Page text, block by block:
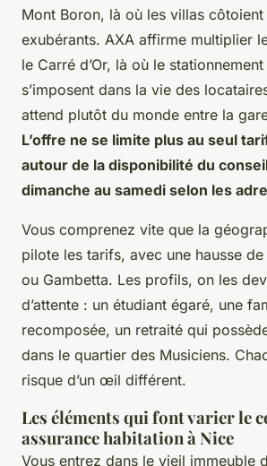
Mont Boron, là où les villas
exubérants. AXA affirme multiplier
le Carré d’Or, là où le
s’imposent dans la vie des
attend plutôt du monde entre la
L’offre ne se limite plus au seul
autour de la disponibilité du
dimanche au samedi selon les
Vous comprenez vite que la
pilote les tarifs, avec une hausse
ou Gambetta. Les profils, on les
d’attente : un étudiant égaré, une
recomposée, un retraité qui
dans le quartier des Musiciens.
risque d’un œil différent.
Les éléments qui font varier le
assurance habitation à Nice
Vous entrez dans le vieil immeuble